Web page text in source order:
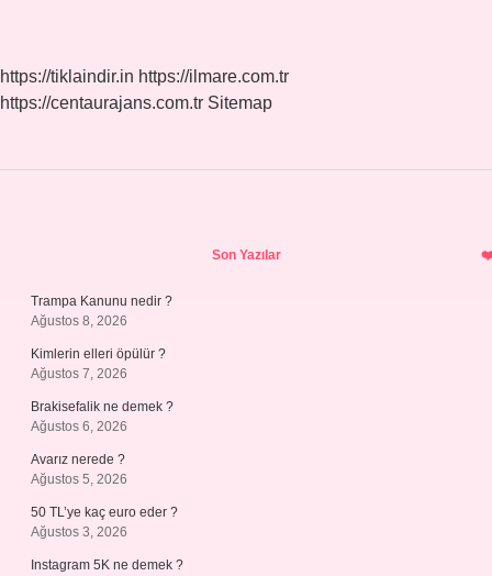
https://tiklaindir.in https://ilmare.com.tr
https://centaurajans.com.tr Sitemap
Son Yazılar
Trampa Kanunu nedir ?
Ağustos 8, 2026
Kimlerin elleri öpülür ?
Ağustos 7, 2026
Brakisefalik ne demek ?
Ağustos 6, 2026
Avarız nerede ?
Ağustos 5, 2026
50 TL’ye kaç euro eder ?
Ağustos 3, 2026
Instagram 5K ne demek ?